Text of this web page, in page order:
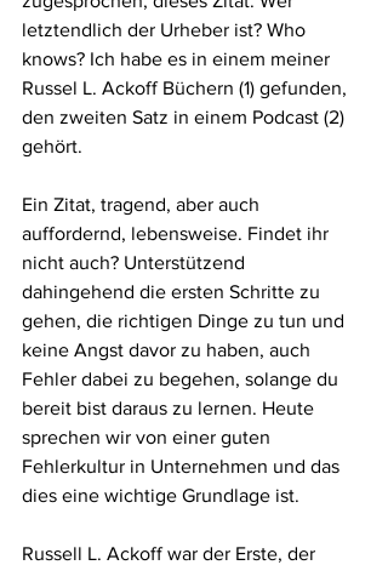
letztendlich der Urheber ist? Who
knows? Ich habe es in einem meiner
Russel L. Ackoff Büchern (1) gefunden,
den zweiten Satz in einem Podcast (2)
gehört.
Ein Zitat, tragend, aber auch
auffordernd, lebensweise. Findet ihr
nicht auch? Unterstützend
dahingehend die ersten Schritte zu
gehen, die richtigen Dinge zu tun und
keine Angst davor zu haben, auch
Fehler dabei zu begehen, solange du
bereit bist daraus zu lernen. Heute
sprechen wir von einer guten
Fehlerkultur in Unternehmen und das
dies eine wichtige Grundlage ist.
Russell L. Ackoff war der Erste, der